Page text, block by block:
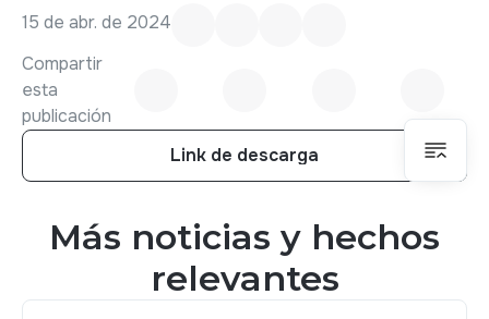
15 de abr. de 2024
Compartir
esta
publicación
Link de descarga
Más noticias y hechos
relevantes